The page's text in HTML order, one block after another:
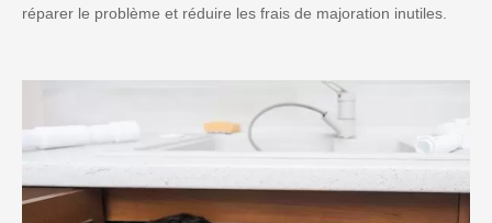
réparer le problème et réduire les frais de majoration inutiles.